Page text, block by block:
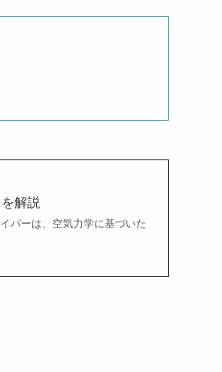
解説
パーは、空気力学に基づいた